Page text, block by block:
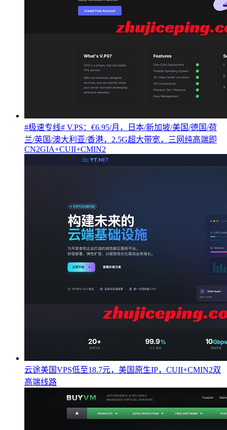
#极速专线# V.PS：€6.95/月，日本/新加坡/美国/德国/荷
兰/英国/澳大利亚/香港，2.5G超大带宽，三网纯高端即
CN2GIA+CUII+CMIN2
云途美国VPS低至18.7元，美国原生IP，CUII+CMIN2双
高端线路